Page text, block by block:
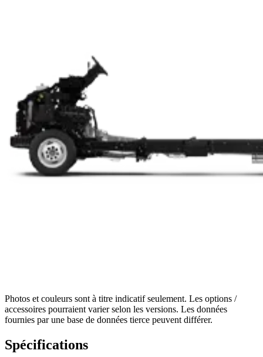
Photos et couleurs sont à titre indicatif seulement. Les options /
accessoires pourraient varier selon les versions. Les données
fournies par une base de données tierce peuvent différer.
Spécifications